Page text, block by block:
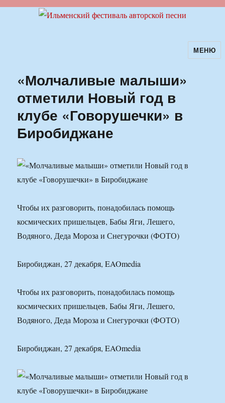
Ильменский фестиваль авторскойМЕНЮ
«Молчаливые малыши»
отметили Новый год в
клубе «Говорушечки» в
Биробиджане
Чтобы их разговорить, понадобилась помощь
космических пришельцев, Бабы Яги, Лешего,
Водяного, Деда Мороза и Снегурочки (ФОТО)
Биробиджан, 27 декабря, EAOmedia
Чтобы их разговорить, понадобилась помощь
космических пришельцев, Бабы Яги, Лешего,
Водяного, Деда Мороза и Снегурочки (ФОТО)
Биробиджан, 27 декабря, EAOmedia